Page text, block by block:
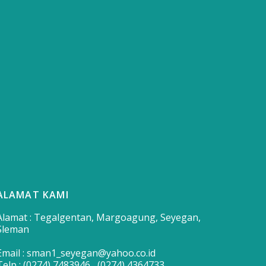
KAMI
: Tegalgentan, Margoagung, Seyegan,
: sman1_seyegan@yahoo.co.id